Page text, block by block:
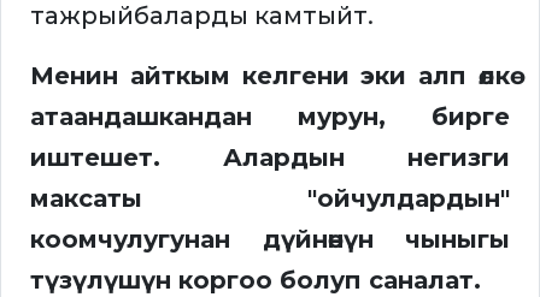
тажрыйбаларды камтыйт.
Менин айткым келгени эки алп өлкө
атаандашкандан мурун, бирге
иштешет. Алардын негизги
максаты "ойчулдардын"
коомчулугунан дүйнөнүн чыныгы
түзүлүшүн коргоо болуп саналат.